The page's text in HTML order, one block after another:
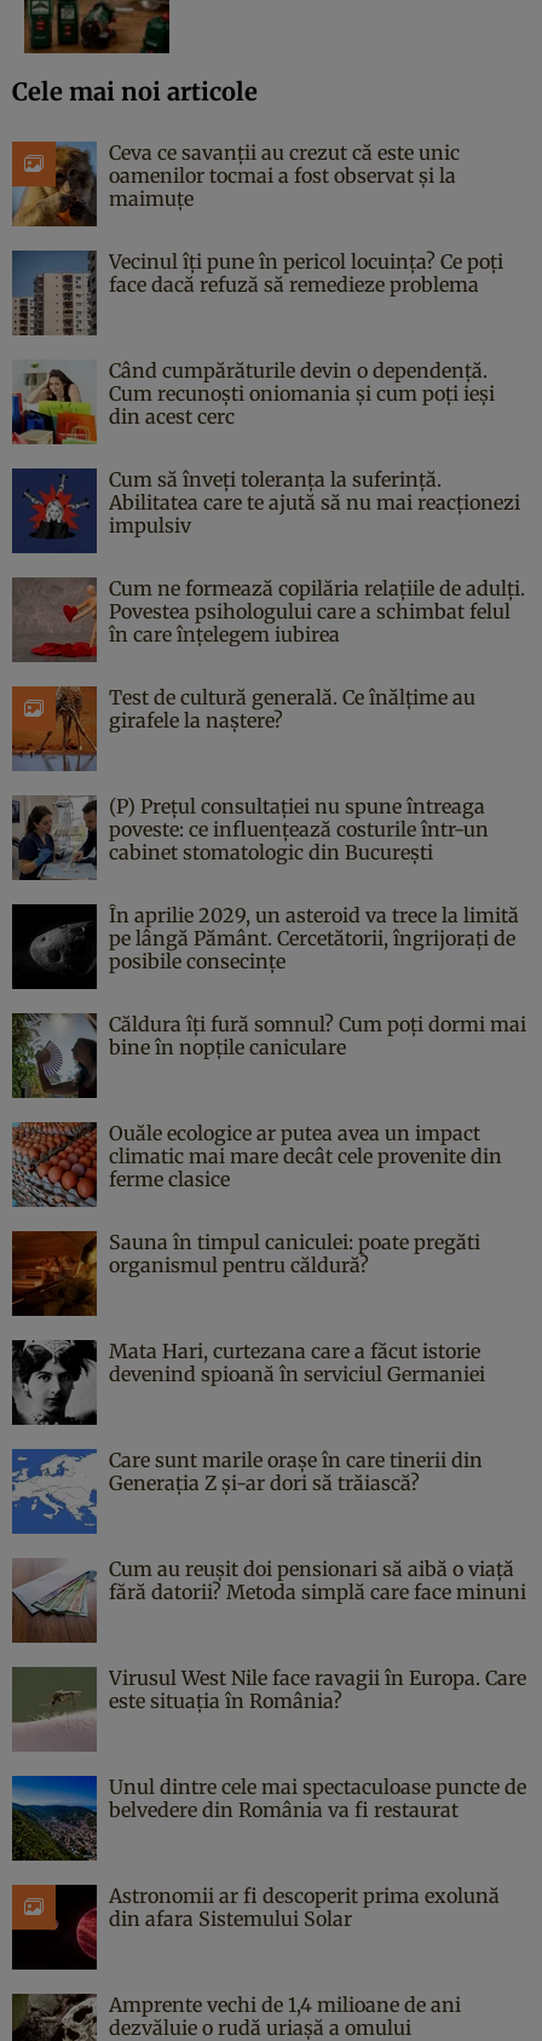
Cele mai noi articole
Ceva ce savanții au crezut că este unic
oamenilor tocmai a fost observat și la
maimuțe
Vecinul îți pune în pericol locuința? Ce poți
face dacă refuză să remedieze problema
Când cumpărăturile devin o dependență.
Cum recunoști oniomania și cum poți ieși
din acest cerc
Cum să înveți toleranța la suferință.
Abilitatea care te ajută să nu mai reacționezi
impulsiv
Cum ne formează copilăria relațiile de adulți.
Povestea psihologului care a schimbat felul
în care înțelegem iubirea
Test de cultură generală. Ce înălțime au
girafele la naștere?
(P) Prețul consultației nu spune întreaga
poveste: ce influențează costurile într-un
cabinet stomatologic din București
În aprilie 2029, un asteroid va trece la limită
pe lângă Pământ. Cercetătorii, îngrijorați de
posibile consecințe
Căldura îți fură somnul? Cum poți dormi mai
bine în nopțile caniculare
Ouăle ecologice ar putea avea un impact
climatic mai mare decât cele provenite din
ferme clasice
Sauna în timpul caniculei: poate pregăti
organismul pentru căldură?
Mata Hari, curtezana care a făcut istorie
devenind spioană în serviciul Germaniei
Care sunt marile orașe în care tinerii din
Generația Z și-ar dori să trăiască?
Cum au reușit doi pensionari să aibă o viață
fără datorii? Metoda simplă care face minuni
Virusul West Nile face ravagii în Europa. Care
este situația în România?
Unul dintre cele mai spectaculoase puncte de
belvedere din România va fi restaurat
Astronomii ar fi descoperit prima exolună
din afara Sistemului Solar
Amprente vechi de 1,4 milioane de ani
dezvăluie o rudă uriașă a omului